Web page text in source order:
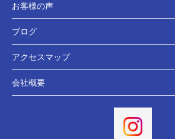
お客様の声
ブログ
アクセスマップ
会社概要